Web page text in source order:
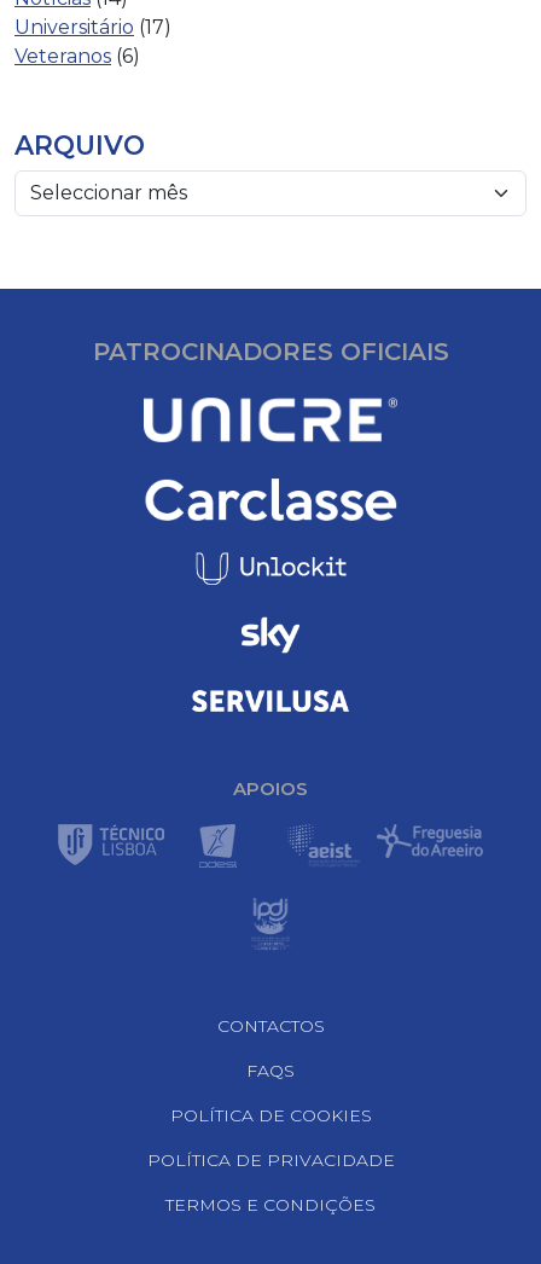
Universitário (17)
Veteranos (6)
ARQUIVO
PATROCINADORES OFICIAIS
APOIOS
CONTACTOS
FAQS
POLÍTICA DE COOKIES
POLÍTICA DE PRIVACIDADE
TERMOS E CONDIÇÕES